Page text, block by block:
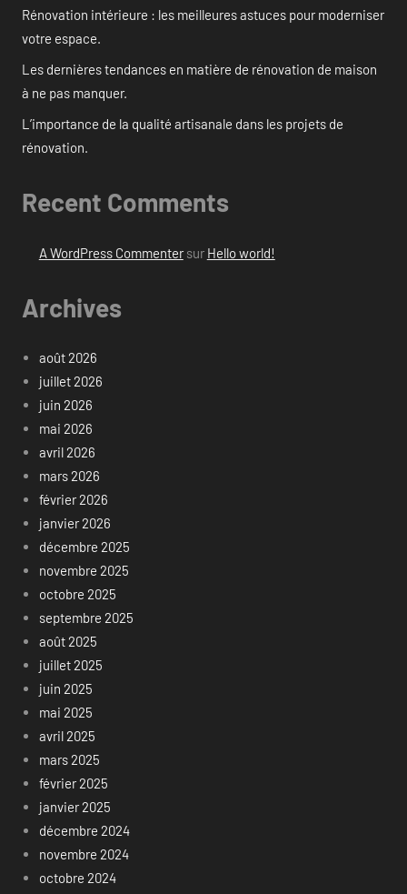
Rénovation intérieure : les meilleures astuces pour moderniser
votre espace.
Les dernières tendances en matière de rénovation de maison
à ne pas manquer.
L’importance de la qualité artisanale dans les projets de
rénovation.
Recent Comments
A WordPress Commentersur Hello world!
Archives
août 2026
juillet 2026
juin 2026
mai 2026
avril 2026
mars 2026
février 2026
janvier 2026
décembre 2025
novembre 2025
octobre 2025
septembre 2025
août 2025
juillet 2025
juin 2025
mai 2025
avril 2025
mars 2025
février 2025
janvier 2025
décembre 2024
novembre 2024
octobre 2024